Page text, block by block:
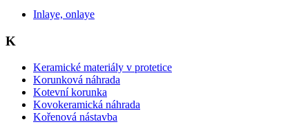
Inlaye, onlaye
K
Keramické materiály v protetice
Korunková náhrada
Kotevní korunka
Kovokeramická náhrada
Kořenová nástavba